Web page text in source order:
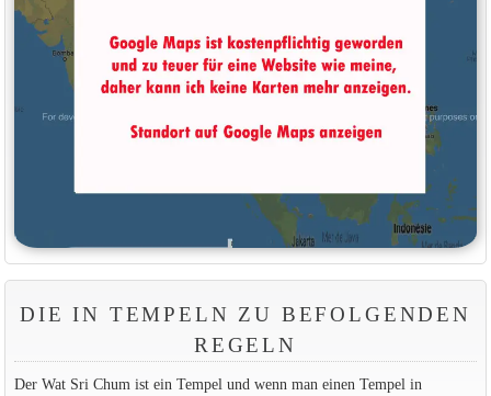
DIE IN TEMPELN ZU BEFOLGENDEN
REGELN
Der Wat Sri Chum ist ein Tempel und wenn man einen Tempel in